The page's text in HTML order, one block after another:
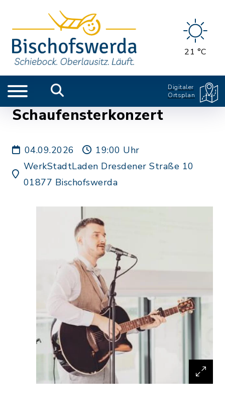
21 °C
Digitaler
Ortsplan
Schaufensterkonzert
04.09.2026
19:00 Uhr
WerkStadtLaden Dresdener Straße 10
01877 Bischofswerda